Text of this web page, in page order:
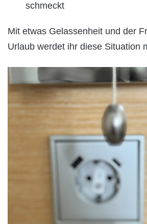
schmeckt
Mit etwas Gelassenheit und der
Urlaub werdet ihr diese Situation